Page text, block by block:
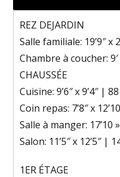
REZ DEJARDIN
Salle familiale: 19’9″ x
Chambre à coucher:
CHAUSSÉE
Cuisine: 9’6″ x 9’4″ |
Coin repas: 7’8″ x
Salle à manger: 17’10
Salon: 11’5″ x 12’5″ |
1ER ÉTAGE